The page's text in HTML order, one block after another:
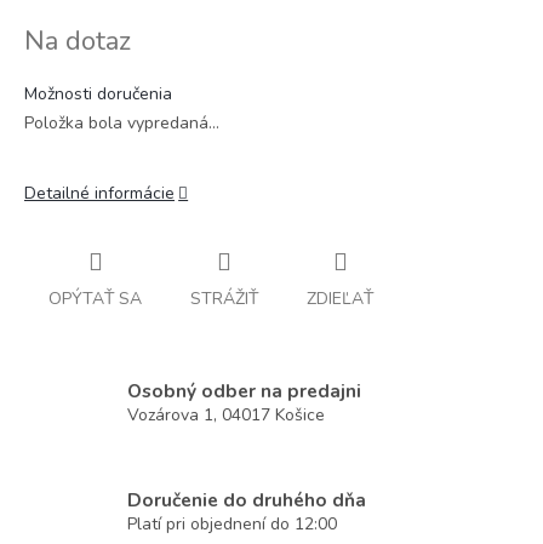
cena:
Na dotaz
Možnosti doručenia
Položka bola vypredaná…
Detailné informácie
OPÝTAŤ SA STRÁŽIŤ ZDIEĽAŤ
Osobný odber na predajni
Vozárova 1, 04017 Košice
Doručenie do druhého dňa
Platí pri objednení do 12:00